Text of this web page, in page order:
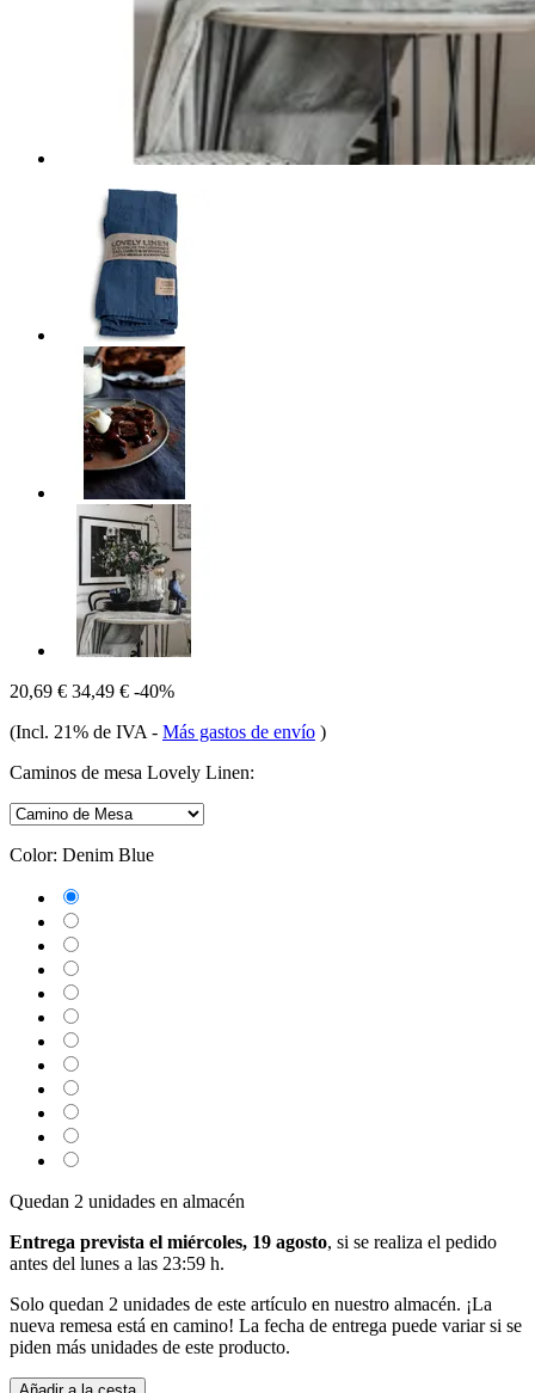
20,69 € 34,49 € -40%
(Incl. 21% de IVA - Más gastos de envío )
Caminos de mesa Lovely Linen:
Color: Denim Blue
Quedan 2 unidades en almacén
Entrega prevista el miércoles, 19 agosto, si se realiza el pedido
antes del lunes a las 23:59 h.
Solo quedan 2 unidades de este artículo en nuestro almacén. ¡La
nueva remesa está en camino! La fecha de entrega puede variar si se
piden más unidades de este producto.